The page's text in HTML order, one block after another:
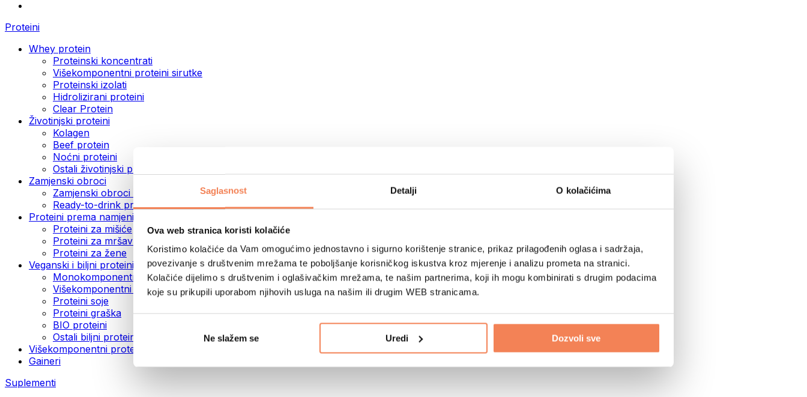
Saglasnost Detalji O kolačićima
Ova web stranica koristi kolačiće
Koristimo kolačiće da Vam omogućimo jednostavno i sigurno korištenje stranice, prikaz prilagođenih oglasa i sadržaja,
povezivanje s društvenim mrežama te poboljšanje korisničkog iskustva kroz mjerenje i analizu prometa na stranici.
Kolačiće dijelimo s društvenim i oglašivačkim mrežama, te našim partnerima, koji ih mogu kombinirati s drugim podacima
koje su prikupili uporabom njihovih usluga na našim ili drugim WEB stranicama.
Ne slažem se Uredi Dozvoli sve
Proteini
Whey protein
Proteinski koncentrati
Višekomponentni proteini sirutke
Proteinski izolati
Hidrolizirani proteini
Clear Protein
Životinjski proteini
Kolagen
Beef protein
Noćni proteini
Ostali životinjski proteini
Zamjenski obroci
Zamjenski obroci u prahu
Ready-to-drink proteinski napici
Proteini prema namjeni
Proteini za mišiće
Proteini za mršavljenje
Proteini za žene
Veganski i biljni proteini
Monokomponentni veganski proteini
Višekomponentni veganski proteini
Proteini soje
Proteini graška
BIO proteini
Ostali biljni proteini
Višekomponentni protein
Gaineri
Suplementi